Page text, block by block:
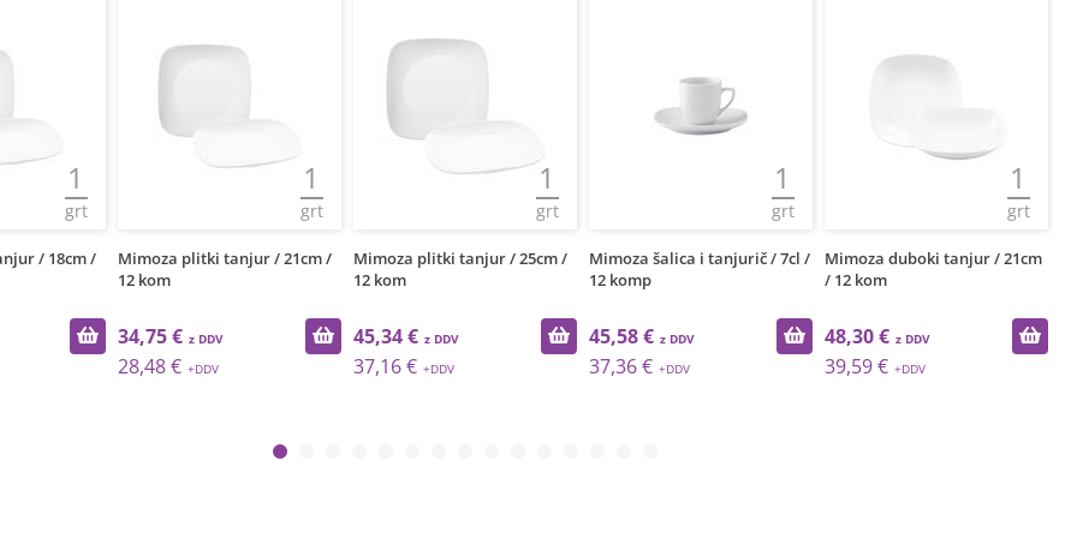
1
grt
/ 18cm /
1
grt
Mimoza plitki tanjur / 21cm /
12 kom
34,75 €
28,48 €
1
grt
Mimoza plitki tanjur / 25cm /
12 kom
45,34 €
37,16 €
1
grt
Mimoza šalica i tanjurič / 7cl /
12 komp
45,58 €
37,36 €
1
grt
Mimoza duboki tanjur / 21cm
/ 12 kom
48,30 €
39,59 €